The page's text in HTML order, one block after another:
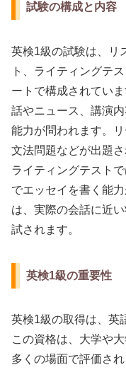
試験の構成と内容
英検1級の試験は、リ
ト、ライティングテ
ートで構成されてい
話やニュース、講演
能力が問われます。
文法問題などが出題
ライティングテスト
でエッセイを書く能
は、実際の会話に近
試されます。
英検1級の重要性
英検1級の取得は、英
この資格は、大学や
多くの場面で評価さ